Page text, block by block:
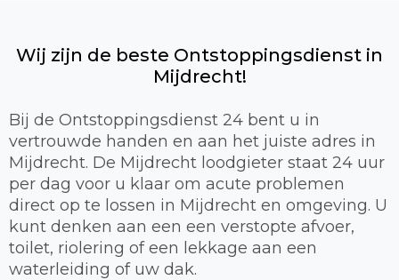
Wij zijn de beste Ontstoppingsdienst in
Mijdrecht!
Bij de Ontstoppingsdienst 24 bent u in
vertrouwde handen en aan het juiste adres in
Mijdrecht. De Mijdrecht loodgieter staat 24 uur
per dag voor u klaar om acute problemen
direct op te lossen in Mijdrecht en omgeving. U
kunt denken aan een een verstopte afvoer,
toilet, riolering of een lekkage aan een
waterleiding of uw dak.